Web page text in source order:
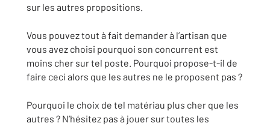
sur les autres propositions.
Vous pouvez tout à fait demander à l’artisan que
vous avez choisi pourquoi son concurrent est
moins cher sur tel poste. Pourquoi propose-t-il de
faire ceci alors que les autres ne le proposent pas ?
Pourquoi le choix de tel matériau plus cher que les
autres ? N’hésitez pas à jouer sur toutes les